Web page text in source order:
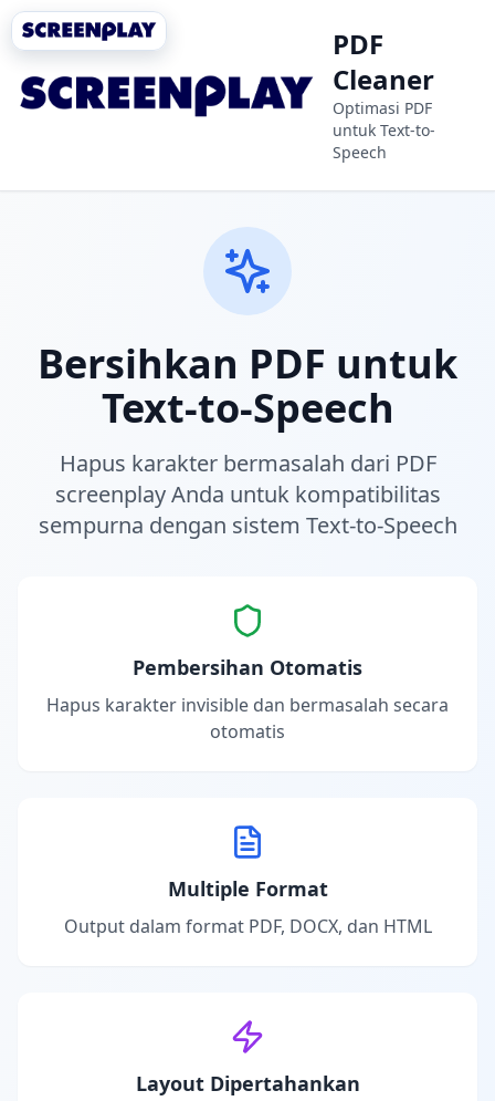
PDF
Cleaner
Optimasi PDF
untuk Text-to-
Speech
Bersihkan PDF untuk
Text-to-Speech
Hapus karakter bermasalah dari PDF
screenplay Anda untuk kompatibilitas
sempurna dengan sistem Text-to-Speech
Pembersihan Otomatis
Hapus karakter invisible dan bermasalah secara
otomatis
Multiple Format
Output dalam format PDF, DOCX, dan HTML
Layout Dipertahankan